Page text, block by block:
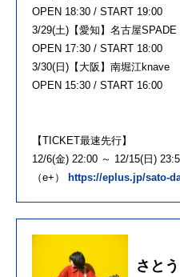
OPEN 18:30 / START 19:00
3/29(土)【愛知】名古屋SPADE
OPEN 17:30 / START 18:00
3/30(日)【大阪】南堀江knave
OPEN 15:30 / START 16:00
【TICKET最速先行】
12/6(金) 22:00 ～ 12/15(日)
（e+）
https://eplus.jp/sato-
さとう